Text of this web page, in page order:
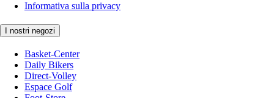
Informativa sulla privacy
I nostri negozi
Basket-Center
Daily Bikers
Direct-Volley
Espace Golf